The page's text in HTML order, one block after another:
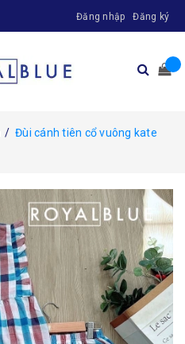
Đăng nhập Đăng ký
/ Đùi cánh tiên cổ vuông kate